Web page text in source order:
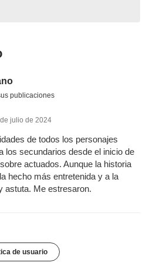
publicaciones
julio de 2024
de todos los personajes
los secundarios desde el inicio de
actuados. Aunque la historia
hecho más entretenida y a la
astuta. Me estresaron.
de usuario